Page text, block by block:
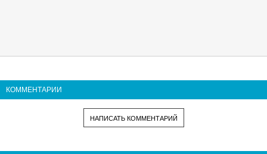
КОММЕНТАРИИ
НАПИСАТЬ КОММЕНТАРИЙ